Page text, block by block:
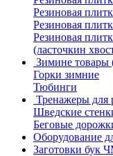
Резиновая
Резиновая
Резиновая
(ласточкин
Зимине товары
Горки зимние
Тюбинги
Тренажеры для
Шведские
Беговые
Оборудование
Заготовки бук